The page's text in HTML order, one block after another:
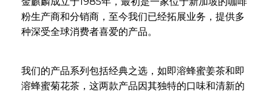
粉生产商和分销商，至今我们已经拓展业务，提供多
种深受全球消费者喜爱的产品。
我们的产品系列包括经典之选，如即溶蜂蜜姜茶和即
溶蜂蜜菊花茶，这两款产品因其独特的口味和清新的